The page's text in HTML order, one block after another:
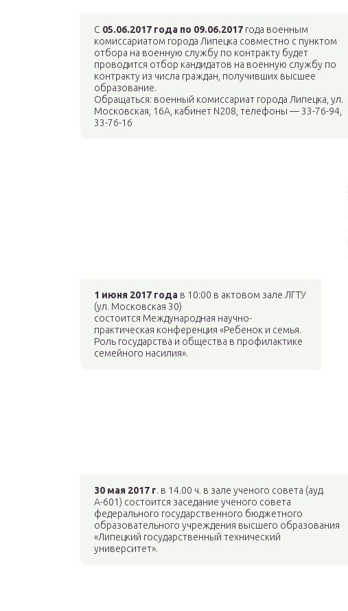
С 05.06.2017 года по 09.06.2017 года военным
комиссариатом города Липецка совместно с пунктом
отбора на военную службу по контракту будет
проводится отбор кандидатов на военную службу по
контракту из числа граждан, получивших высшее
образование.
Обращаться: военный комиссариат города Липецка, ул.
Московская, 16А, кабинет N208, телефоны — 33-76-94,
33-76-16
1 июня 2017 года в 10:00 в актовом зале ЛГТУ
(ул. Московская 30)
состоится Международная научно-
практическая конференция «Ребенок и семья.
Роль государства и общества в профилактике
семейного насилия».
30 мая 2017 г. в 14.00 ч. в зале ученого совета (ауд.
А-601) состоится заседание ученого совета
федерального государственного бюджетного
образовательного учреждения высшего образования
«Липецкий государственный технический
университет».